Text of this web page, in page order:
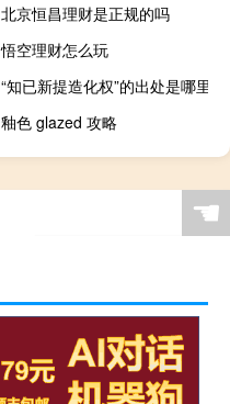
北京恒昌理财是正规的吗
悟空理财怎么玩
“知已新提造化权”的出处是哪里
釉色 glazed 攻略
☚